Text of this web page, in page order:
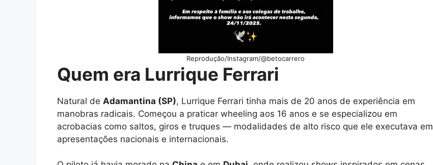
Reprodução/Instagram/@betocarrero
Quem era Lurrique Ferrari
Natural de Adamantina (SP), Lurrique Ferrari tinha mais de 20 anos de experiência em
manobras radicais. Começou a praticar wheeling aos 16 anos e se especializou em
acrobacias como saltos, giros e truques — modalidades de alto risco que ele executava em
apresentações nacionais e internacionais.